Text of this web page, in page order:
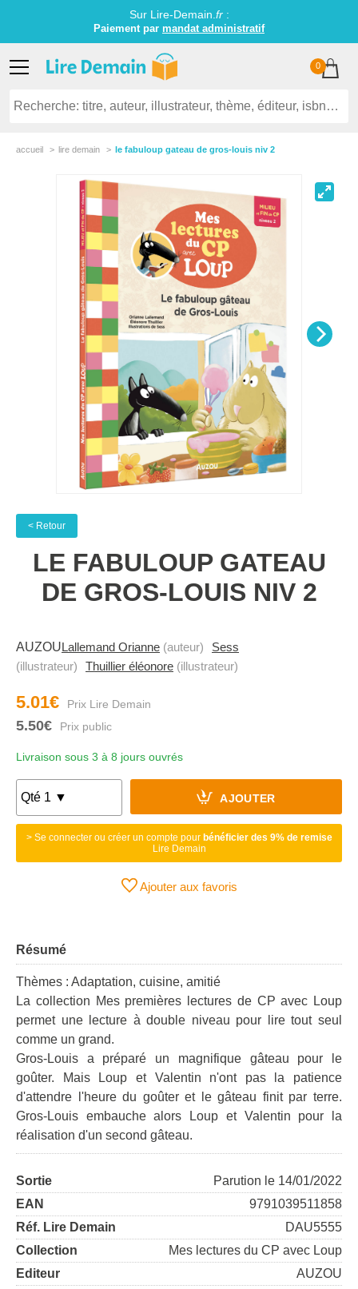
Sur Lire-Demain. fr:
Paiement par mandat administratif
0
accueil lire demain le fabuloup gateau de gros-louis niv 2
< Retour
LE FABULOUP GATEAU
DE GROS-LOUIS NIV 2
AUZOULallemand Orianne (auteur)
Sess
(illustrateur)
Thuillier éléonore (illustrateur)
5.01€
5.50€
Livraison sous 3 à 8 jours ouvrés
AJOUTER
> Se connecter ou créer un compte pour bénéficier des 9% de remise
Lire Demain
Ajouter aux favoris
Résumé
Thèmes : Adaptation, cuisine, amitié
La collection Mes premières lectures de CP avec Loup
permet une lecture à double niveau pour lire tout seul
comme un grand.
Gros-Louis a préparé un magnifique gâteau pour le
goûter. Mais Loup et Valentin n'ont pas la patience
d'attendre l'heure du goûter et le gâteau finit par terre.
Gros-Louis embauche alors Loup et Valentin pour la
réalisation d'un second gâteau.
Sortie
Parution le 14/01/2022
EAN
9791039511858
Réf. Lire Demain
DAU5555
Collection
Mes lectures du CP avec Loup
Editeur
AUZOU